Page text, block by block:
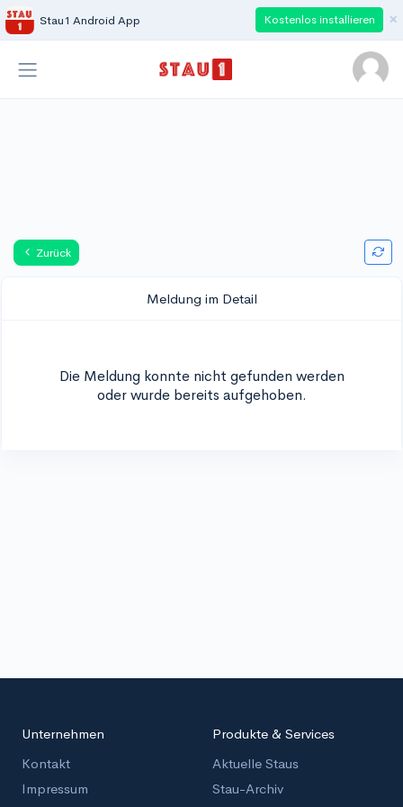
Stau1 Android App Kostenlos installieren ×
Zurück
Meldung im Detail
Die Meldung konnte nicht gefunden werden
oder wurde bereits aufgehoben.
Unternehmen
Kontakt
Impressum
Produkte & Services
Aktuelle Staus
Stau-Archiv